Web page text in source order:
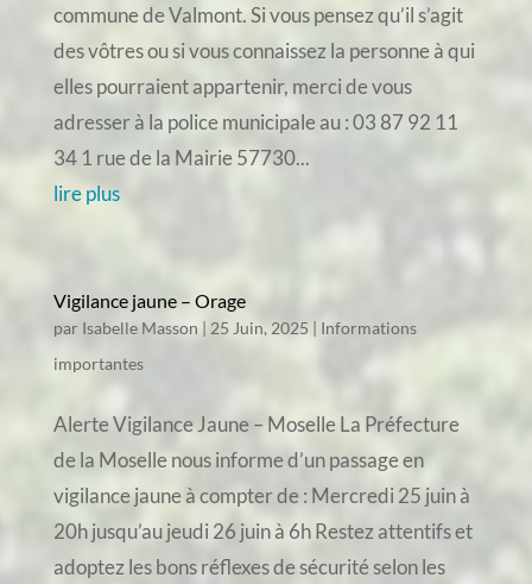
commune de Valmont. Si vous pensez qu’il s’agit
des vôtres ou si vous connaissez la personne à qui
elles pourraient appartenir, merci de vous
adresser à la police municipale au : 03 87 92 11
34 1 rue de la Mairie 57730...
lire plus
Vigilance jaune – Orage
par Isabelle Masson | 25 Juin, 2025 | Informations
importantes
Alerte Vigilance Jaune – Moselle La Préfecture
de la Moselle nous informe d’un passage en
vigilance jaune à compter de : Mercredi 25 juin à
20h jusqu’au jeudi 26 juin à 6h Restez attentifs et
adoptez les bons réflexes de sécurité selon les